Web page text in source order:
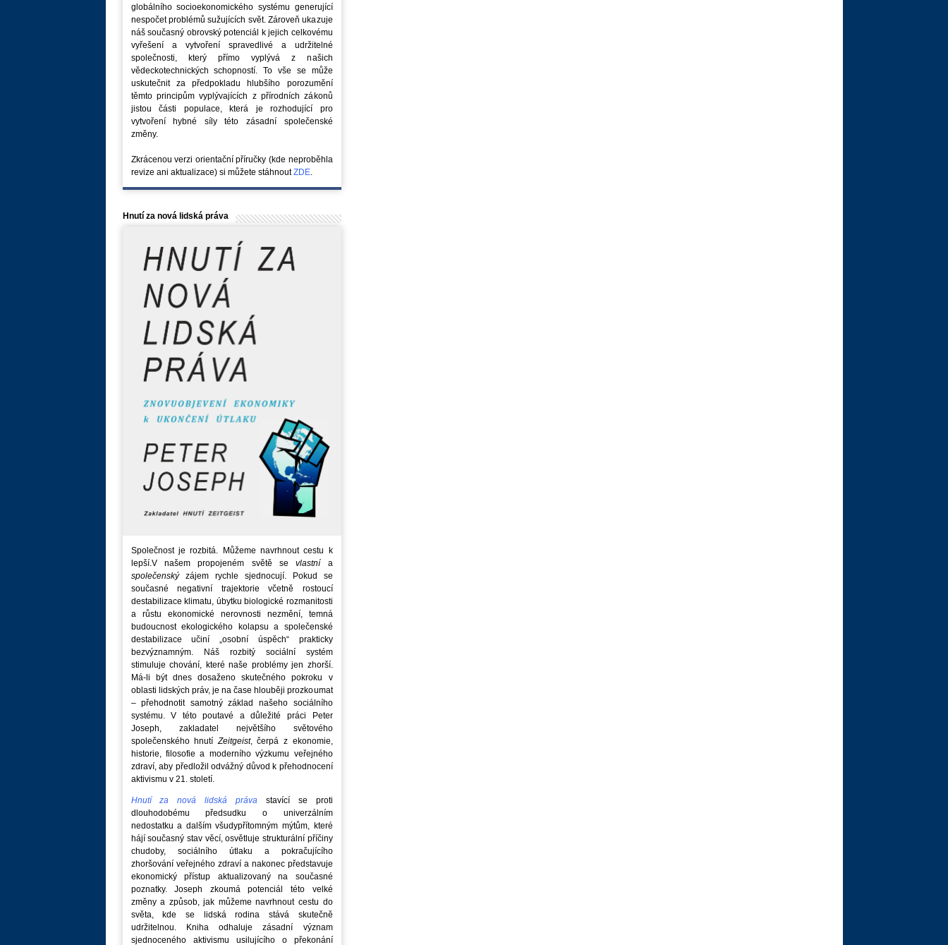
globálního socioekonomického systému generující
nespočet problémů sužujících svět. Zároveň ukazuje
náš současný obrovský potenciál k jejich celkovému
vyřešení a vytvoření spravedlivé a udržitelné
společnosti, který přímo vyplývá z našich
vědeckotechnických schopností. To vše se může
uskutečnit za předpokladu hlubšího porozumění
těmto principům vyplývajících z přírodních zákonů
jistou části populace, která je rozhodující pro
vytvoření hybné síly této zásadní společenské
změny.
Zkrácenou verzi orientační příručky (kde neproběhla
revize ani aktualizace) si můžete stáhnoutZDE.
Hnutí za nová lidská práva
Společnost je rozbitá. Můžeme navrhnout cestu k
lepší.V našem propojeném světě sevlastnía
společenskýzájem rychle sjednocují. Pokud se
současné negativní trajektorie včetně rostoucí
destabilizace klimatu, úbytku biologické rozmanitosti
a růstu ekonomické nerovnosti nezmění, temná
budoucnost ekologického kolapsu a společenské
destabilizace učiní „osobní úspěch“ prakticky
bezvýznamným. Náš rozbitý sociální systém
stimuluje chování, které naše problémy jen zhorší.
Má-li být dnes dosaženo skutečného pokroku v
oblasti lidských práv, je na čase hlouběji prozkoumat
– přehodnotit samotný základ našeho sociálního
systému. V této poutavé a důležité práci Peter
Joseph, zakladatel největšího světového
společenského hnutí Zeitgeist, čerpá z ekonomie,
historie, filosofie a moderního výzkumu veřejného
zdraví, aby předložil odvážný důvod k přehodnocení
aktivismu v 21. století.
Hnutí za nová lidská práva stavící se proti
dlouhodobému předsudku o univerzálním
nedostatku a dalším všudypřítomným mýtům, které
hájí současný stav věcí, osvětluje strukturální příčiny
chudoby, sociálního útlaku a pokračujícího
zhoršování veřejného zdraví a nakonec představuje
ekonomický přístup aktualizovaný na současné
poznatky. Joseph zkoumá potenciál této velké
změny a způsob, jak můžeme navrhnout cestu do
světa, kde se lidská rodina stává skutečně
udržitelnou. Kniha odhaluje zásadní význam
sjednoceného aktivismu usilujícího o překonání